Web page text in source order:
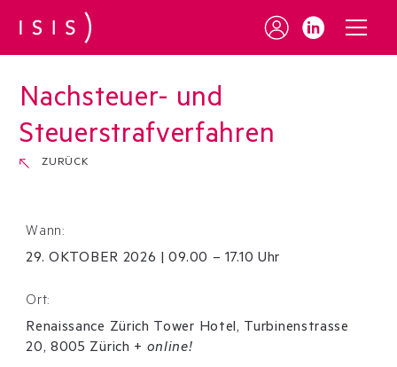
Nachsteuer- und
Steuerstrafverfahren
ZURÜCK
Wann:
29.OKTOBER 2026 |09.00 – 17.10 Uhr
Ort:
Renaissance Zürich Tower Hotel, Turbinenstrasse
20, 8005 Zürich + online!